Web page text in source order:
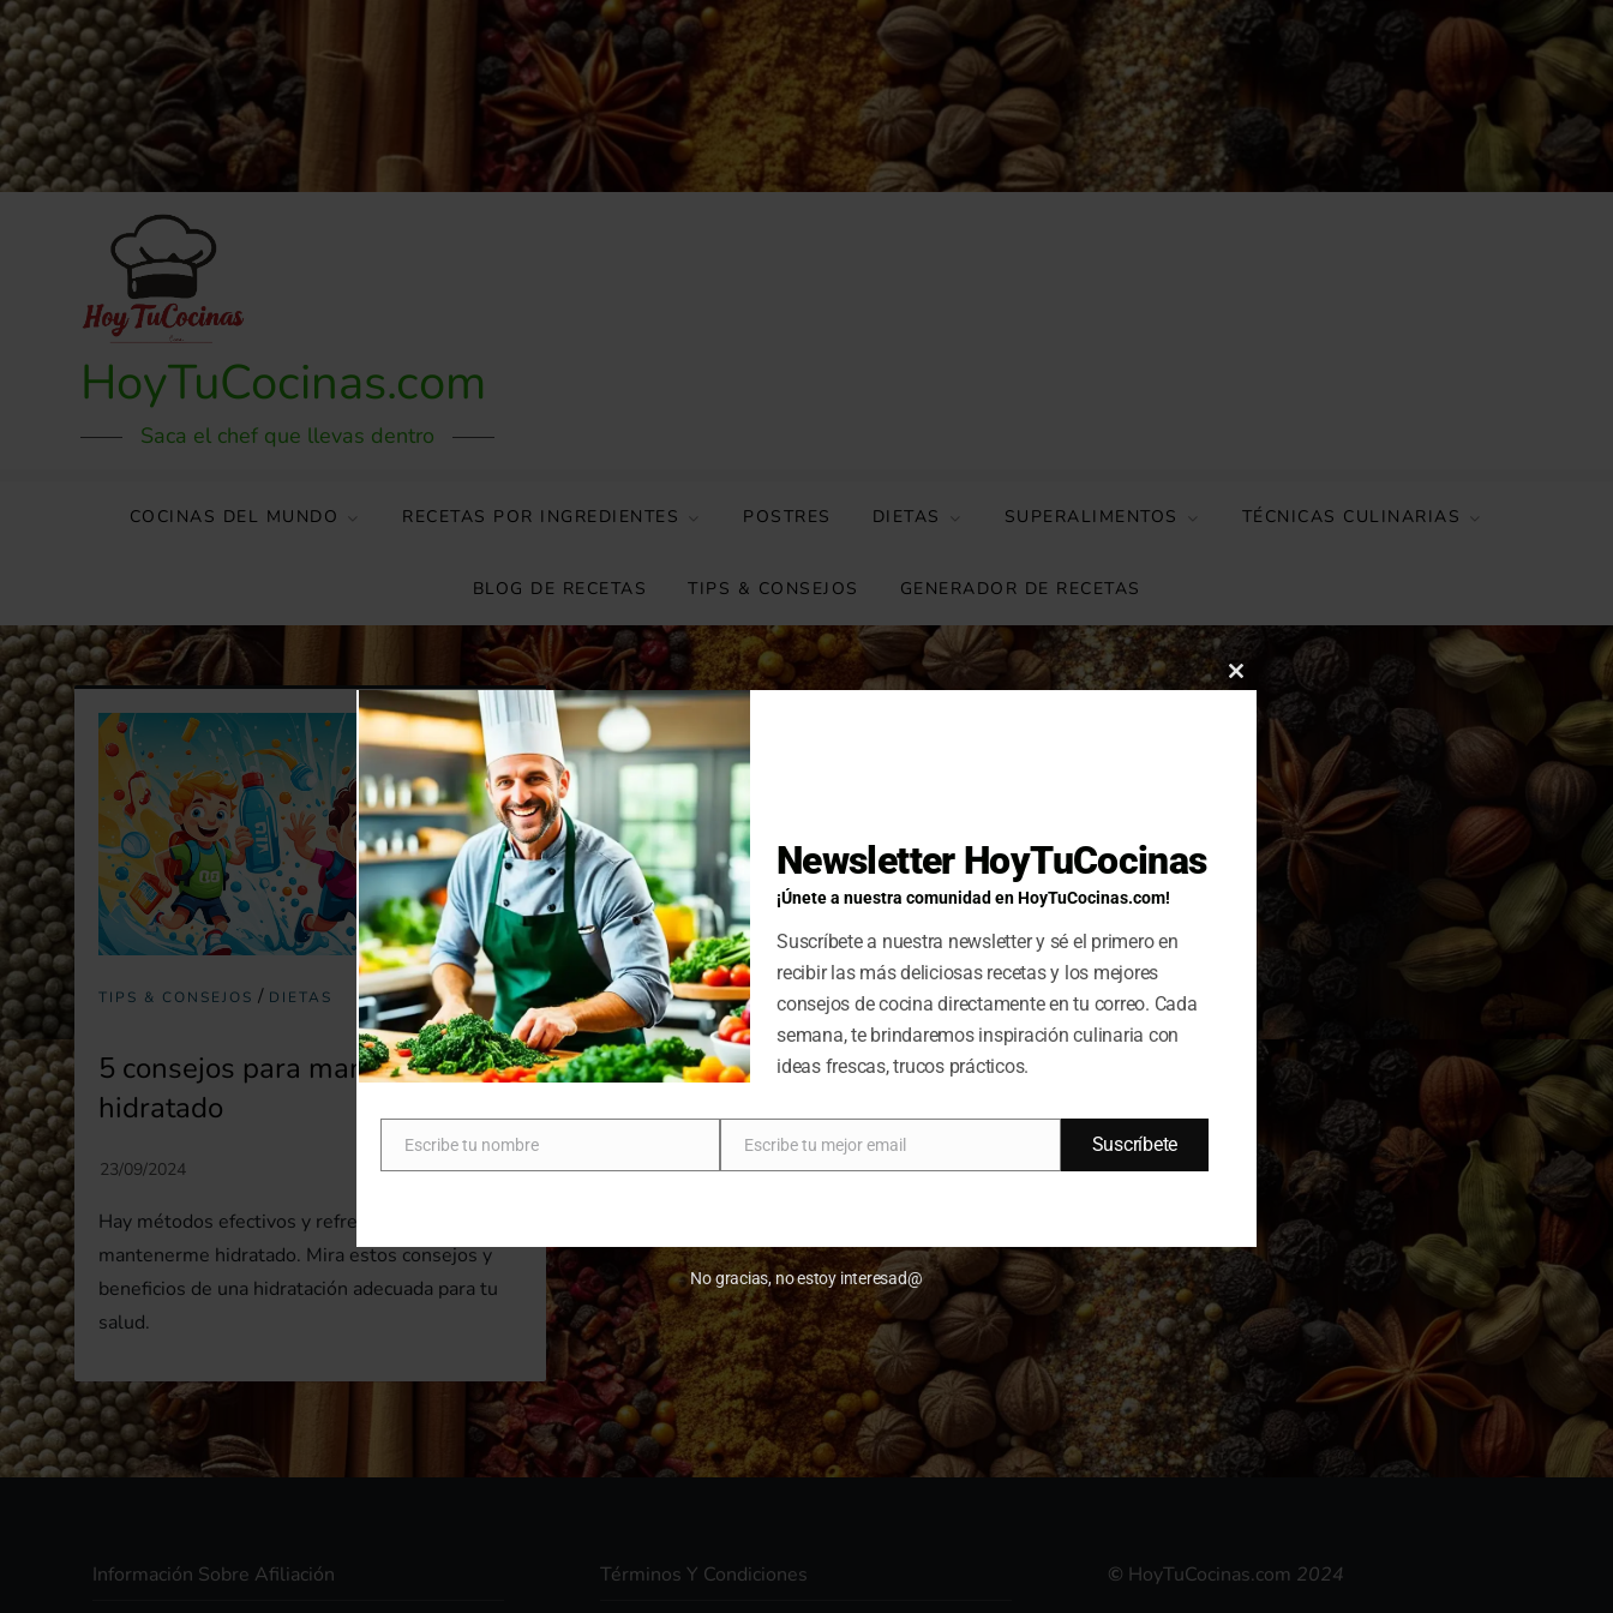
Skip
to
content
HoyTuCocinas.com
Saca el chef que llevas dentro
COCINAS DEL MUNDO RECETAS POR INGREDIENTES POSTRES DIETAS SUPERALIMENTOS TÉCNICAS CULINARIAS
BLOG DE RECETAS TIPS & CONSEJOS GENERADOR DE RECETAS
TIPS & CONSEJOS / DIETAS
5 consejos para mantenerte
hidratado
Hay métodos efectivos y refrescantes para
mantenerme hidratado. Mira estos consejos y
beneficios de una hidratación adecuada para tu
salud.
Información Sobre Afiliación
Términos Y Condiciones
© HoyTuCocinas.com 2024
MODULE
Newsletter HoyTuCocinas
¡Únete a nuestra comunidad en HoyTuCocinas.com!
Suscríbete a nuestra newsletter y sé el primero en
recibir las más deliciosas recetas y los mejores
consejos de cocina directamente en tu correo. Cada
semana, te brindaremos inspiración culinaria con
ideas frescas, trucos prácticos.
Nombre
Escribe tu nombre
Email
Escribe tu mejor email Suscríbete
No gracias, no estoy interesad@